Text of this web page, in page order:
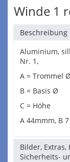
Winde 1
Beschreibung
Aluminium,
Nr. 1,
A = Trommel Ø
B = Basis Ø
C = Höhe
A 44mmm, B
Bilder,
Sicherheits-